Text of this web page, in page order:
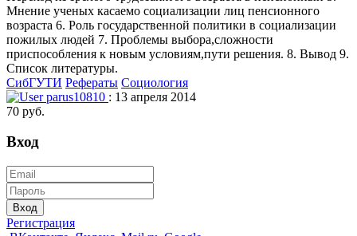
Мнение ученых касаемо социализации лиц пенсионного
возраста 6. Роль государственной политики в социализации
пожилых людей 7. Проблемы выбора,сложности
приспособления к новым условиям,пути решения. 8. Вывод 9.
Список литературы.
СибГУТИ Рефераты Социология
parus10810 : 13 апреля 2014
70 руб.
Вход
Вход
Регистрация